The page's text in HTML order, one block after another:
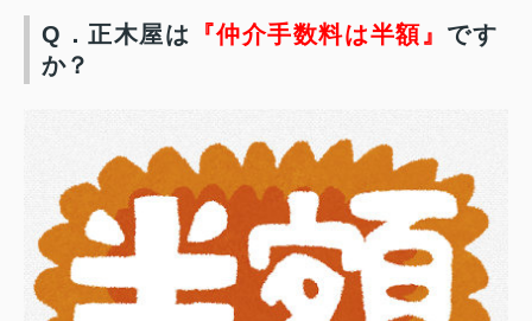
Q．正木屋は 『仲介手数料は半額』 です
か？